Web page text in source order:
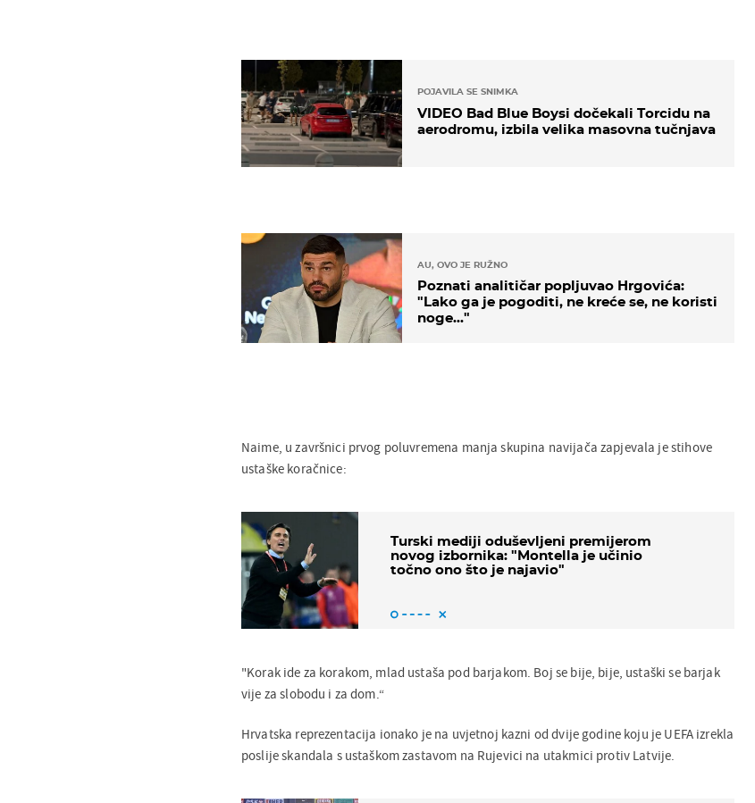
POJAVILA SE SNIMKA
VIDEO Bad Blue Boysi dočekali Torcidu na
aerodromu, izbila velika masovna tučnjava
AU, OVO JE RUŽNO
Poznati analitičar popljuvao Hrgovića:
"Lako ga je pogoditi, ne kreće se, ne koristi
noge..."
Naime, u završnici prvog poluvremena manja skupina navijača zapjevala je stihove
ustaške koračnice:
Turski mediji oduševljeni premijerom
novog izbornika: "Montella je učinio
točno ono što je najavio"
"Korak ide za korakom, mlad ustaša pod barjakom. Boj se bije, bije, ustaški se barjak
vije za slobodu i za dom.“
Hrvatska reprezentacija ionako je na uvjetnoj kazni od dvije godine koju je UEFA izrekla
poslije skandala s ustaškom zastavom na Rujevici na utakmici protiv Latvije.